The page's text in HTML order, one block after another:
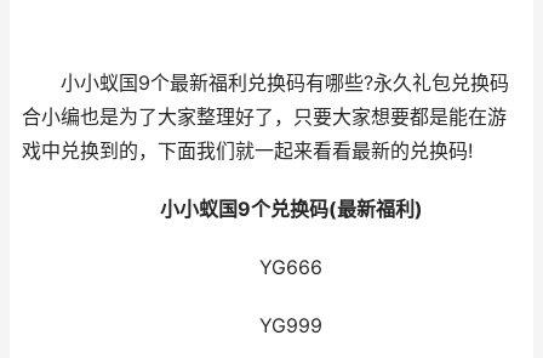
小小蚁国9个最新福利兑换码有哪些?永久礼包兑换码
合小编也是为了大家整理好了，只要大家想要都是能在游
戏中兑换到的，下面我们就一起来看看最新的兑换码!
小小蚁国9个兑换码(最新福利)
YG666
YG999